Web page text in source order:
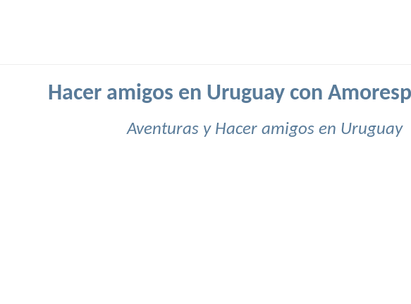
Hacer amigos en Uruguay con
Aventuras y Hacer amigos en Uruguay